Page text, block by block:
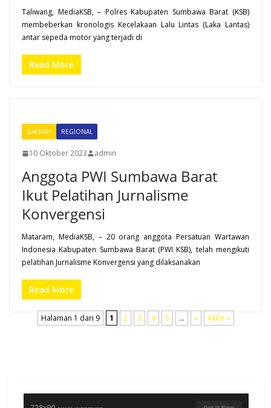
Taliwang, MediaKSB, – Polres Kabupaten Sumbawa Barat (KSB)
membeberkan kronologis Kecelakaan Lalu Lintas (Laka Lantas)
antar sepeda motor yang terjadi di
Read More
DAERAH REGIONAL
10 Oktober 2023 admin
Anggota PWI Sumbawa Barat
Ikut Pelatihan Jurnalisme
Konvergensi
Mataram, MediaKSB, – 20 orang anggota Persatuan Wartawan
Indonesia Kabupaten Sumbawa Barat (PWI KSB), telah mengikuti
pelatihan Jurnalisme Konvergensi yang dilaksanakan
Read More
Halaman 1 dari 9 1 2 3 4 5 ... » Akhir »